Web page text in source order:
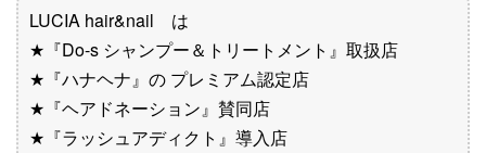
LUCIA hair&nail は
★『Do-s シャンプー＆トリートメント』取扱店
★『ハナヘナ』の プレミアム認定店
★『ヘアドネーション』賛同店
★『ラッシュアディクト』導入店